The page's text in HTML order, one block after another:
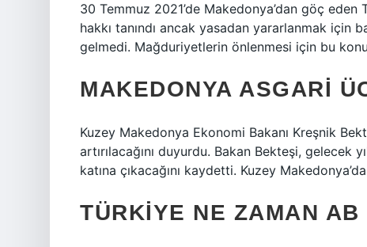
30 Temmuz 2021’de Makedonya’dan göç
hakkı tanındı ancak yasadan yararlanmak için
gelmedi. Mağduriyetlerin önlenmesi için bu
MAKEDONYA ASGARI
Kuzey Makedonya Ekonomi Bakanı Kreşnik
artırılacağını duyurdu. Bakan Bekteşi, gelecek
katına çıkacağını kaydetti. Kuzey
TÜRKIYE NE ZAMAN